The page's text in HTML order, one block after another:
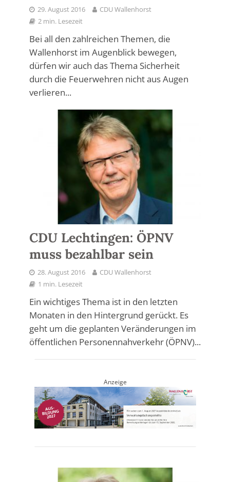
29. August 2016
CDU Wallenhorst
2 min. Lesezeit
Bei all den zahlreichen Themen, die
Wallenhorst im Augenblick bewegen,
dürfen wir auch das Thema Sicherheit
durch die Feuerwehren nicht aus Augen
verlieren...
CDU Lechtingen: ÖPNV
muss bezahlbar sein
28. August 2016
CDU Wallenhorst
1 min. Lesezeit
Ein wichtiges Thema ist in den letzten
Monaten in den Hintergrund gerückt. Es
geht um die geplanten Veränderungen im
öffentlichen Personennahverkehr (ÖPNV)...
Anzeige